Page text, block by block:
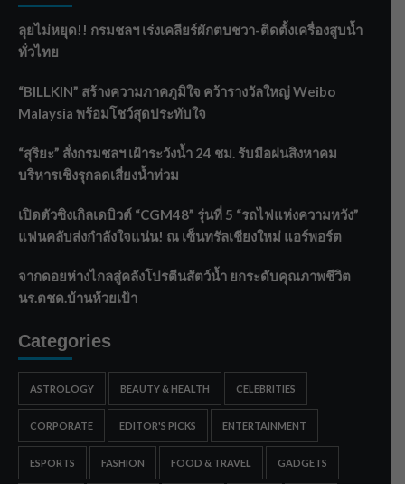
ลุยไม่หยุด!! กรมชลฯ เร่งเคลียร์ผักตบชวา-ติดตั้งเครื่องสูบน้ำ
ทั่วไทย
“BILLKIN” สร้างความภาคภูมิใจ คว้ารางวัลใหญ่ Weibo
Malaysia พร้อมโชว์สุดประทับใจ
“สุริยะ” สั่งกรมชลฯ เฝ้าระวังน้ำ 24 ชม. รับมือฝนสิงหาคม
บริหารเชิงรุกลดเสี่ยงน้ำท่วม
เปิดตัวซิงเกิลเดบิวต์ “CGM48” รุ่นที่ 5 “รถไฟแห่งความหวัง”
แฟนคลับส่งกำลังใจแน่น! ณ เซ็นทรัลเชียงใหม่ แอร์พอร์ต
จากดอยห่างไกลสู่คลังโปรตีนสัตว์น้ำ ยกระดับคุณภาพชีวิต
นร.ตชด.บ้านห้วยเป้า
Categories
ASTROLOGY BEAUTY & HEALTH CELEBRITIES
CORPORATE EDITOR'S PICKS ENTERTAINMENT
ESPORTS FASHION FOOD & TRAVEL GADGETS